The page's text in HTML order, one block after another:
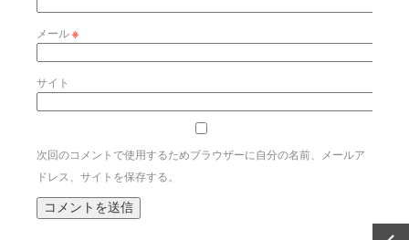
メール※
サイト
次回のコメントで使用するためブラウザーに自分の名前、メールア
ドレス、サイトを保存する。